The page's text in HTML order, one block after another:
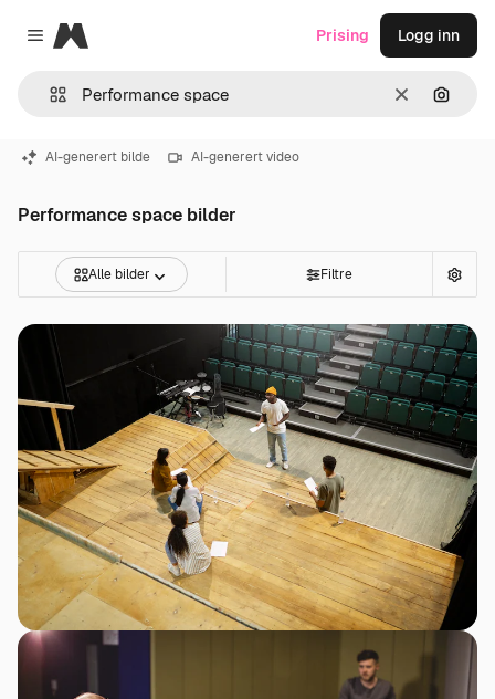
Close menu
Magnific
Slett Søk
Prising Logg inn
AI-generert bilde AI-generert video
Performance space bilder
Alle bilder Filtre